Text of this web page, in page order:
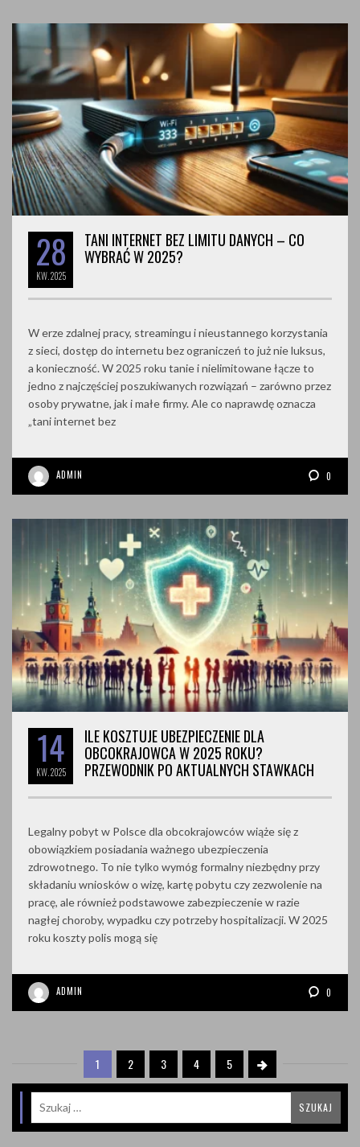
28
KW.2025
TANI INTERNET BEZ LIMITU DANYCH – CO
WYBRAĆ W 2025?
W erze zdalnej pracy, streamingu i nieustannego korzystania
z sieci, dostęp do internetu bez ograniczeń to już nie luksus,
a konieczność. W 2025 roku tanie i nielimitowane łącze to
jedno z najczęściej poszukiwanych rozwiązań – zarówno przez
osoby prywatne, jak i małe firmy. Ale co naprawdę oznacza
„tani internet bez
ADMIN 0
14
KW.2025
ILE KOSZTUJE UBEZPIECZENIE DLA
OBCOKRAJOWCA W 2025 ROKU?
PRZEWODNIK PO AKTUALNYCH STAWKACH
Legalny pobyt w Polsce dla obcokrajowców wiąże się z
obowiązkiem posiadania ważnego ubezpieczenia
zdrowotnego. To nie tylko wymóg formalny niezbędny przy
składaniu wniosków o wizę, kartę pobytu czy zezwolenie na
pracę, ale również podstawowe zabezpieczenie w razie
nagłej choroby, wypadku czy potrzeby hospitalizacji. W 2025
roku koszty polis mogą się
ADMIN 0
1 2 3 4 5